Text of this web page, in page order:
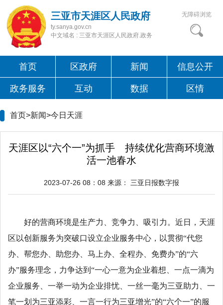
三亚市天涯区人民政府
ty.sanya.gov.cn
中文域名 : 三亚市天涯区人民政府.政务
无障碍浏览
首页 区政府 新闻 信息公开
政务服务 互动 数据 区情
首页>新闻>今日天涯
天涯区以“六个一”为抓手 持续优化营商环境激
活一池春水
2023-07-26 08：08 来源： 三亚日报数字报
好的营商环境是生产力、竞争力、吸引力。近日，天涯
区以创新服务为突破口设立企业服务中心，以贯彻“代您
办、帮您办、助您办、马上办、全程办、免费办”的“六
办”服务理念，力争达到“一心一意为企业着想、一点一滴为
企业服务、一举一动为企业排忧、一丝一毫为三亚助力、一
笔一划为三亚添彩、一言一行为三亚增光”的“六个一”的服